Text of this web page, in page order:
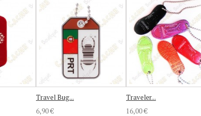
Travel Bug...
6,90 €
Traveler...
16,00 €